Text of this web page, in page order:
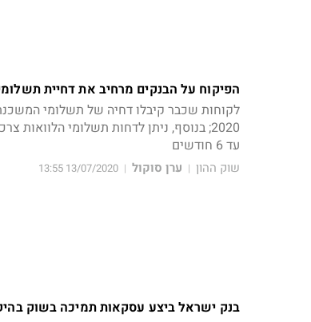
הפיקוח על הבנקים מרחיב את דחיית
לקוחות שכבר קיבלו דחיה של תשלומי
עד 6 חודשים
שוק ההון | ערן סוקול |
13/07/2020 13:55
בנק ישראל ביצע עסקאות תמיכה בשוק בהיקף של כ-50